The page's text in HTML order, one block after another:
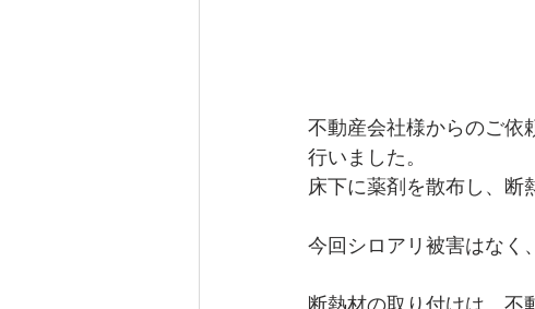
不動産会社様からのご依
行いました。
床下に薬剤を散布し、断
今回シロアリ被害はなく